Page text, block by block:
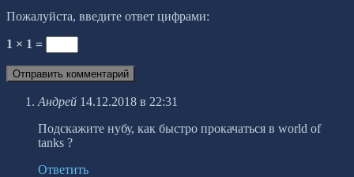
Пожалуйста, введите ответ цифрами:
1 × 1 =
Андрей 14.12.2018 в 22:31
Подскажите нубу, как быстро прокачаться в world of
tanks ?
Ответить